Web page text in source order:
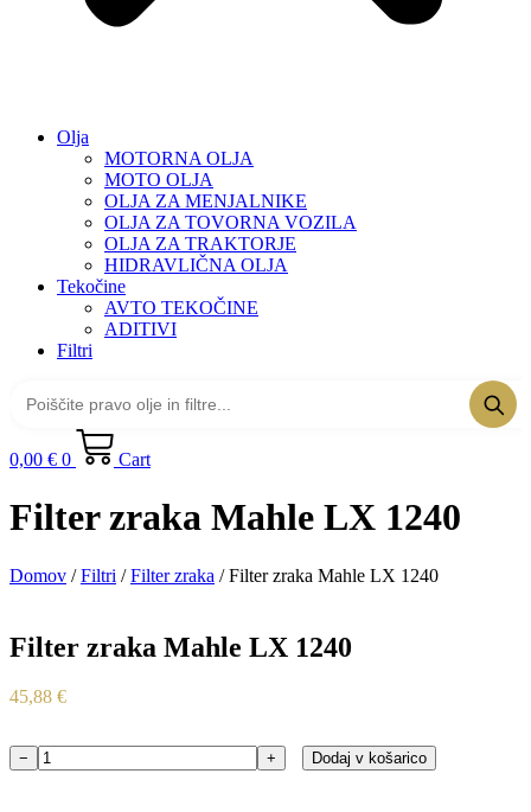
Olja
MOTORNA OLJA
MOTO OLJA
OLJA ZA MENJALNIKE
OLJA ZA TOVORNA VOZILA
OLJA ZA TRAKTORJE
HIDRAVLIČNA OLJA
Tekočine
AVTO TEKOČINE
ADITIVI
Filtri
0,00 € 0 Cart
Filter zraka Mahle LX 1240
Domov /Filtri /Filter zraka / Filter zraka Mahle LX 1240
Filter zraka Mahle LX 1240
45,88 €
Filter
− + Dodaj v košarico